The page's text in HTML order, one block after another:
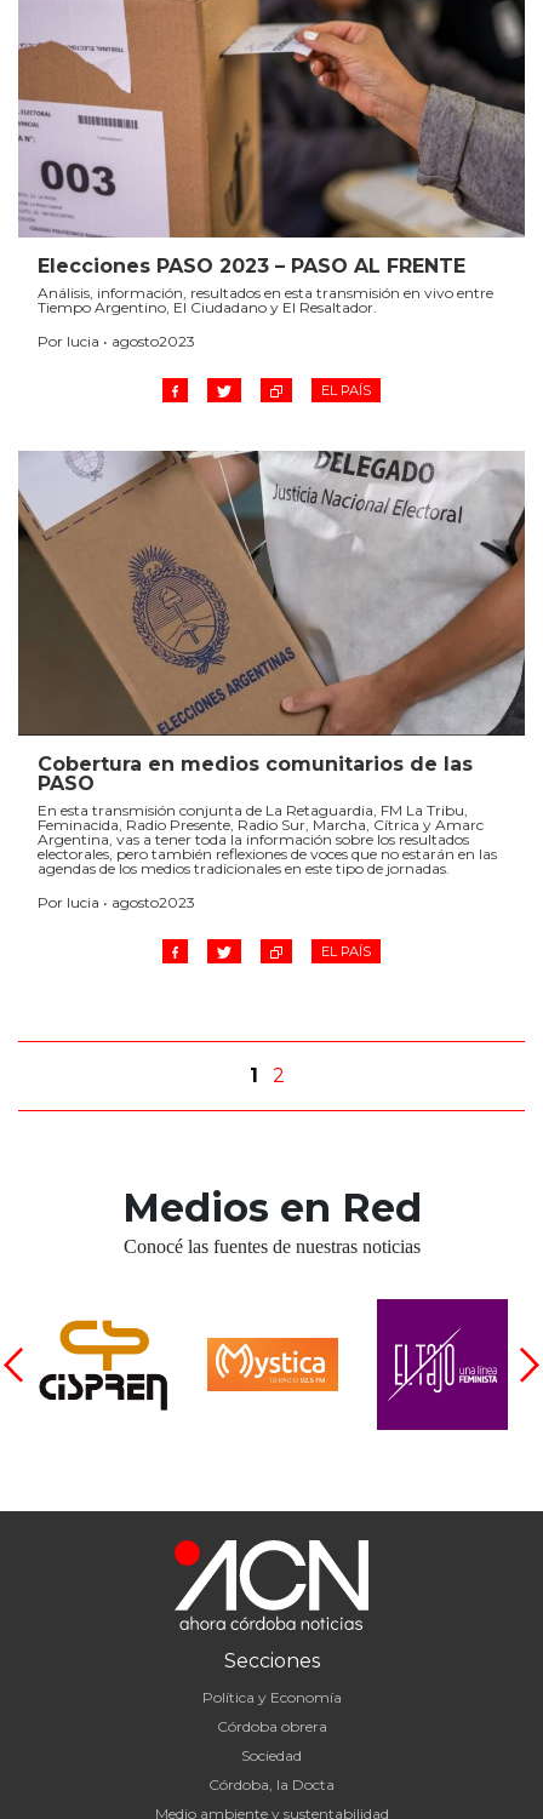
Elecciones PASO 2023 – PASO AL FRENTE
Análisis, información, resultados en esta transmisión en vivo entre
Tiempo Argentino, El Ciudadano y El Resaltador.
Por lucia • agosto2023
EL PAÍS
Cobertura en medios comunitarios de las
PASO
En esta transmisión conjunta de La Retaguardia, FM La Tribu,
Feminacida, Radio Presente, Radio Sur, Marcha, Cítrica y Amarc
Argentina, vas a tener toda la información sobre los resultados
electorales, pero también reflexiones de voces que no estarán en las
agendas de los medios tradicionales en este tipo de jornadas.
Por lucia • agosto2023
EL PAÍS
1 2
Medios en Red
Conocé las fuentes de nuestras noticias
Secciones
Política y Economía
Córdoba obrera
Sociedad
Córdoba, la Docta
Medio ambiente y sustentabilidad